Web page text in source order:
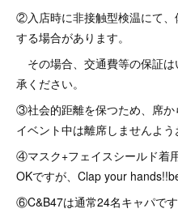
②入店時に非接触型検温にて、
する場合があります。
その場合、交通費等の保証
承ください。
③社会的距離を保つため、席か
イベント中は離席しませんよう
④マスク+フェイスシールド着
OKですが、Clap your
⑥C&B47は通常24名キャパで